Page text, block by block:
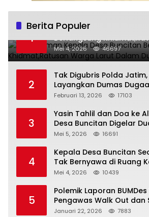
Berita Populer
1
Pemakaman Kepala
Berlangsung
Larut Dalam Duka Yang
Mei 4, 2026 46697
2
Tak Digubris Polda
Layangkan Dumas
Oknum DPRD Sidoarjo ke
Februari 13, 2026 17103
3
Yasin Tahlil dan Doa ke
Desa Buncitan Digelar
Mei 5, 2026 16691
4
Kepala Desa Buncitan
Tak Bernyawa di Ruang
Bunuh Diri Menguat
Mei 4, 2026 10439
5
Polemik Laporan
Pengawas Walk Out dan
Kejanggalan
Januari 22, 2026 7883